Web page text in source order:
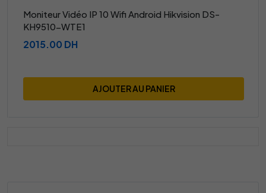
Moniteur Vidéo IP 10 Wifi Android Hikvision DS-
KH9510-WTE1
2015.00 DH
AJOUTER AU PANIER